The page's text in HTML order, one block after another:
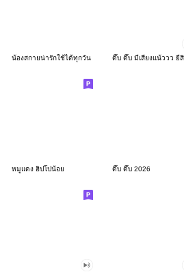
น้องสกายน่ารักใช้ได้ทุกวัน
หมูแดง ฮิปโปน้อย ดึ๊บ ดึ๊บ 2026